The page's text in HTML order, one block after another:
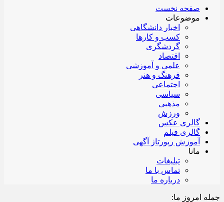
صفحه نخست
موضوعات
اخبار دانشگاهی
کسب و کارها
گردشگری
اقتصاد
علمی و آموزشی
فرهنگ و هنر
اجتماعی
سیاسی
مذهبی
ورزش
گالری عکس
گالری فیلم
آموزش رپورتاژ آگهی
مانا
تبلیغات
تماس با ما
درباره ما
جمله امروز ما: